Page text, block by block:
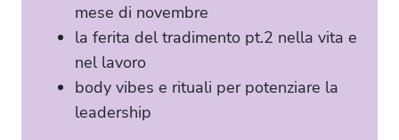
mese di novembre
la ferita del tradimento pt.2 nella vita e
nel lavoro
body vibes e rituali per potenziare la
leadership